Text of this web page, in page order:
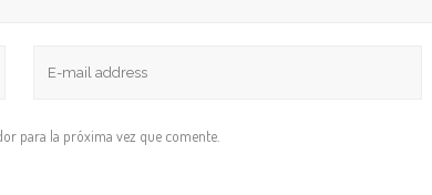
para la próxima vez que comente.